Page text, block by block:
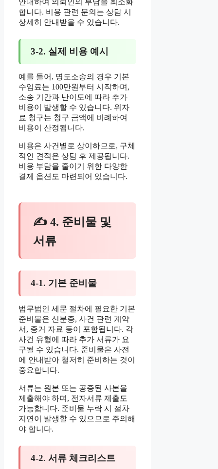
합니다. 비용 관련 문의는 상담 시
상세히 안내받을 수 있습니다.
3-2. 실제 비용 예시
예를 들어, 명도소송의 경우 기본
수임료는 100만원부터 시작하며,
소송 기간과 난이도에 따라 추가
비용이 발생할 수 있습니다. 위자
료 청구는 청구 금액에 비례하여
비용이 산정됩니다.
비용은 사건별로 상이하므로, 구체
적인 견적은 상담 후 제공됩니다.
비용 부담을 줄이기 위한 다양한
결제 옵션도 마련되어 있습니다.
✍ 4. 준비물 및
서류
4-1. 기본 준비물
법무법인 세문 절차에 필요한 기본
준비물은 신분증, 사건 관련 계약
서, 증거 자료 등이 포함됩니다. 각
사건 유형에 따라 추가 서류가 요
구될 수 있습니다. 준비물은 사전
에 안내받아 철저히 준비하는 것이
중요합니다.
서류는 원본 또는 공증된 사본을
제출해야 하며, 전자서류 제출도
가능합니다. 준비물 누락 시 절차
지연이 발생할 수 있으므로 주의해
야 합니다.
4-2. 서류 체크리스트